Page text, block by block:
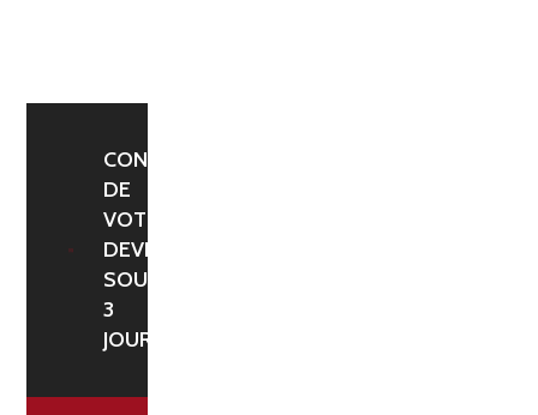
CONFIRMATION
DE
VOTRE
DEVIS
SOUS
3
JOURS